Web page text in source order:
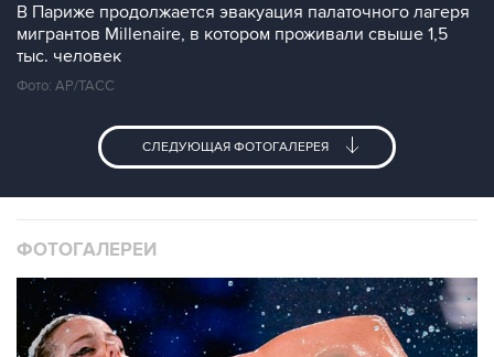
В Париже продолжается эвакуация палаточного лагеря
мигрантов Millenaire, в котором проживали свыше 1,5
тыс. человек
Фото: AP/ТАСС
СЛЕДУЮЩАЯ ФОТОГАЛЕРЕЯ
ФОТОГАЛЕРЕИ